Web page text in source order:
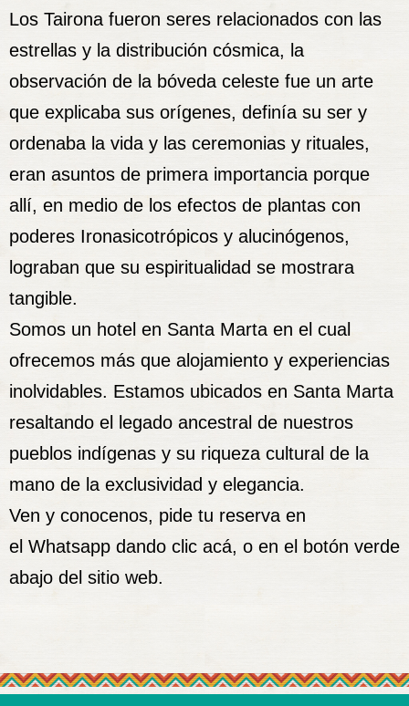
Los Tairona fueron seres relacionados con las
estrellas y la distribución cósmica, la
observación de la bóveda celeste fue un arte
que explicaba sus orígenes, definía su ser y
ordenaba la vida y las ceremonias y rituales,
eran asuntos de primera importancia porque
allí, en medio de los efectos de plantas con
poderes Ironasicotrópicos y alucinógenos,
lograban que su espiritualidad se mostrara
tangible.
Somos un hotel en Santa Marta en el cual
ofrecemos más que alojamiento y experiencias
inolvidables. Estamos ubicados en Santa Marta
resaltando el legado ancestral de nuestros
pueblos indígenas y su riqueza cultural de la
mano de la exclusividad y elegancia.
Ven y conocenos, pide tu reserva en
el Whatsapp dando clic acá, o en el botón verde
abajo del sitio web.